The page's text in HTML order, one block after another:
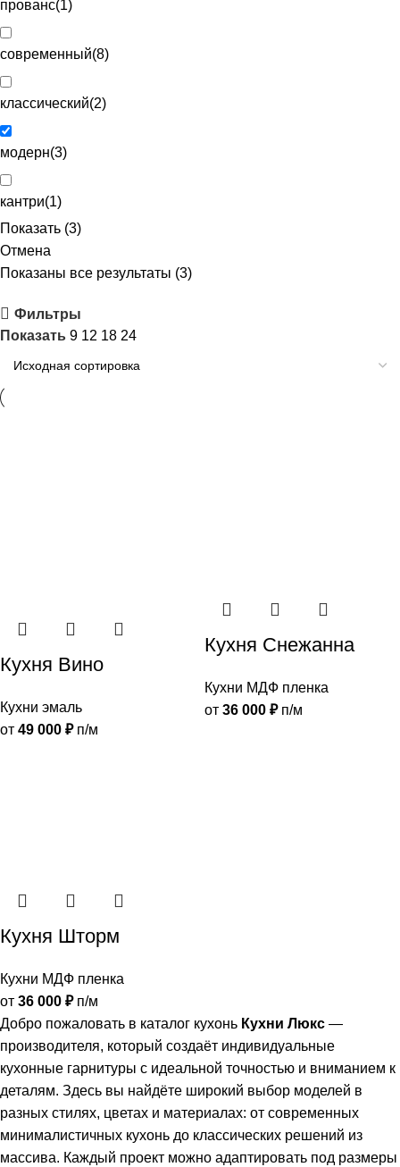
прованс(1)
современный(8)
классический(2)
модерн(3)
кантри(1)
Показать (3)
Отмена
Показаны все результаты (3)
Фильтры
Показать 9 12 18 24
Кухня Вино
Кухни эмаль
от 49 000 ₽п/м
Кухня Снежанна
Кухни МДФ пленка
от 36 000 ₽п/м
Кухня Шторм
Кухни МДФ пленка
от 36 000 ₽п/м
Добро пожаловать в каталог кухонь Кухни Люкс —
производителя, который создаёт индивидуальные
кухонные гарнитуры с идеальной точностью и вниманием к
деталям. Здесь вы найдёте широкий выбор моделей в
разных стилях, цветах и материалах: от современных
минималистичных кухонь до классических решений из
массива. Каждый проект можно адаптировать под размеры